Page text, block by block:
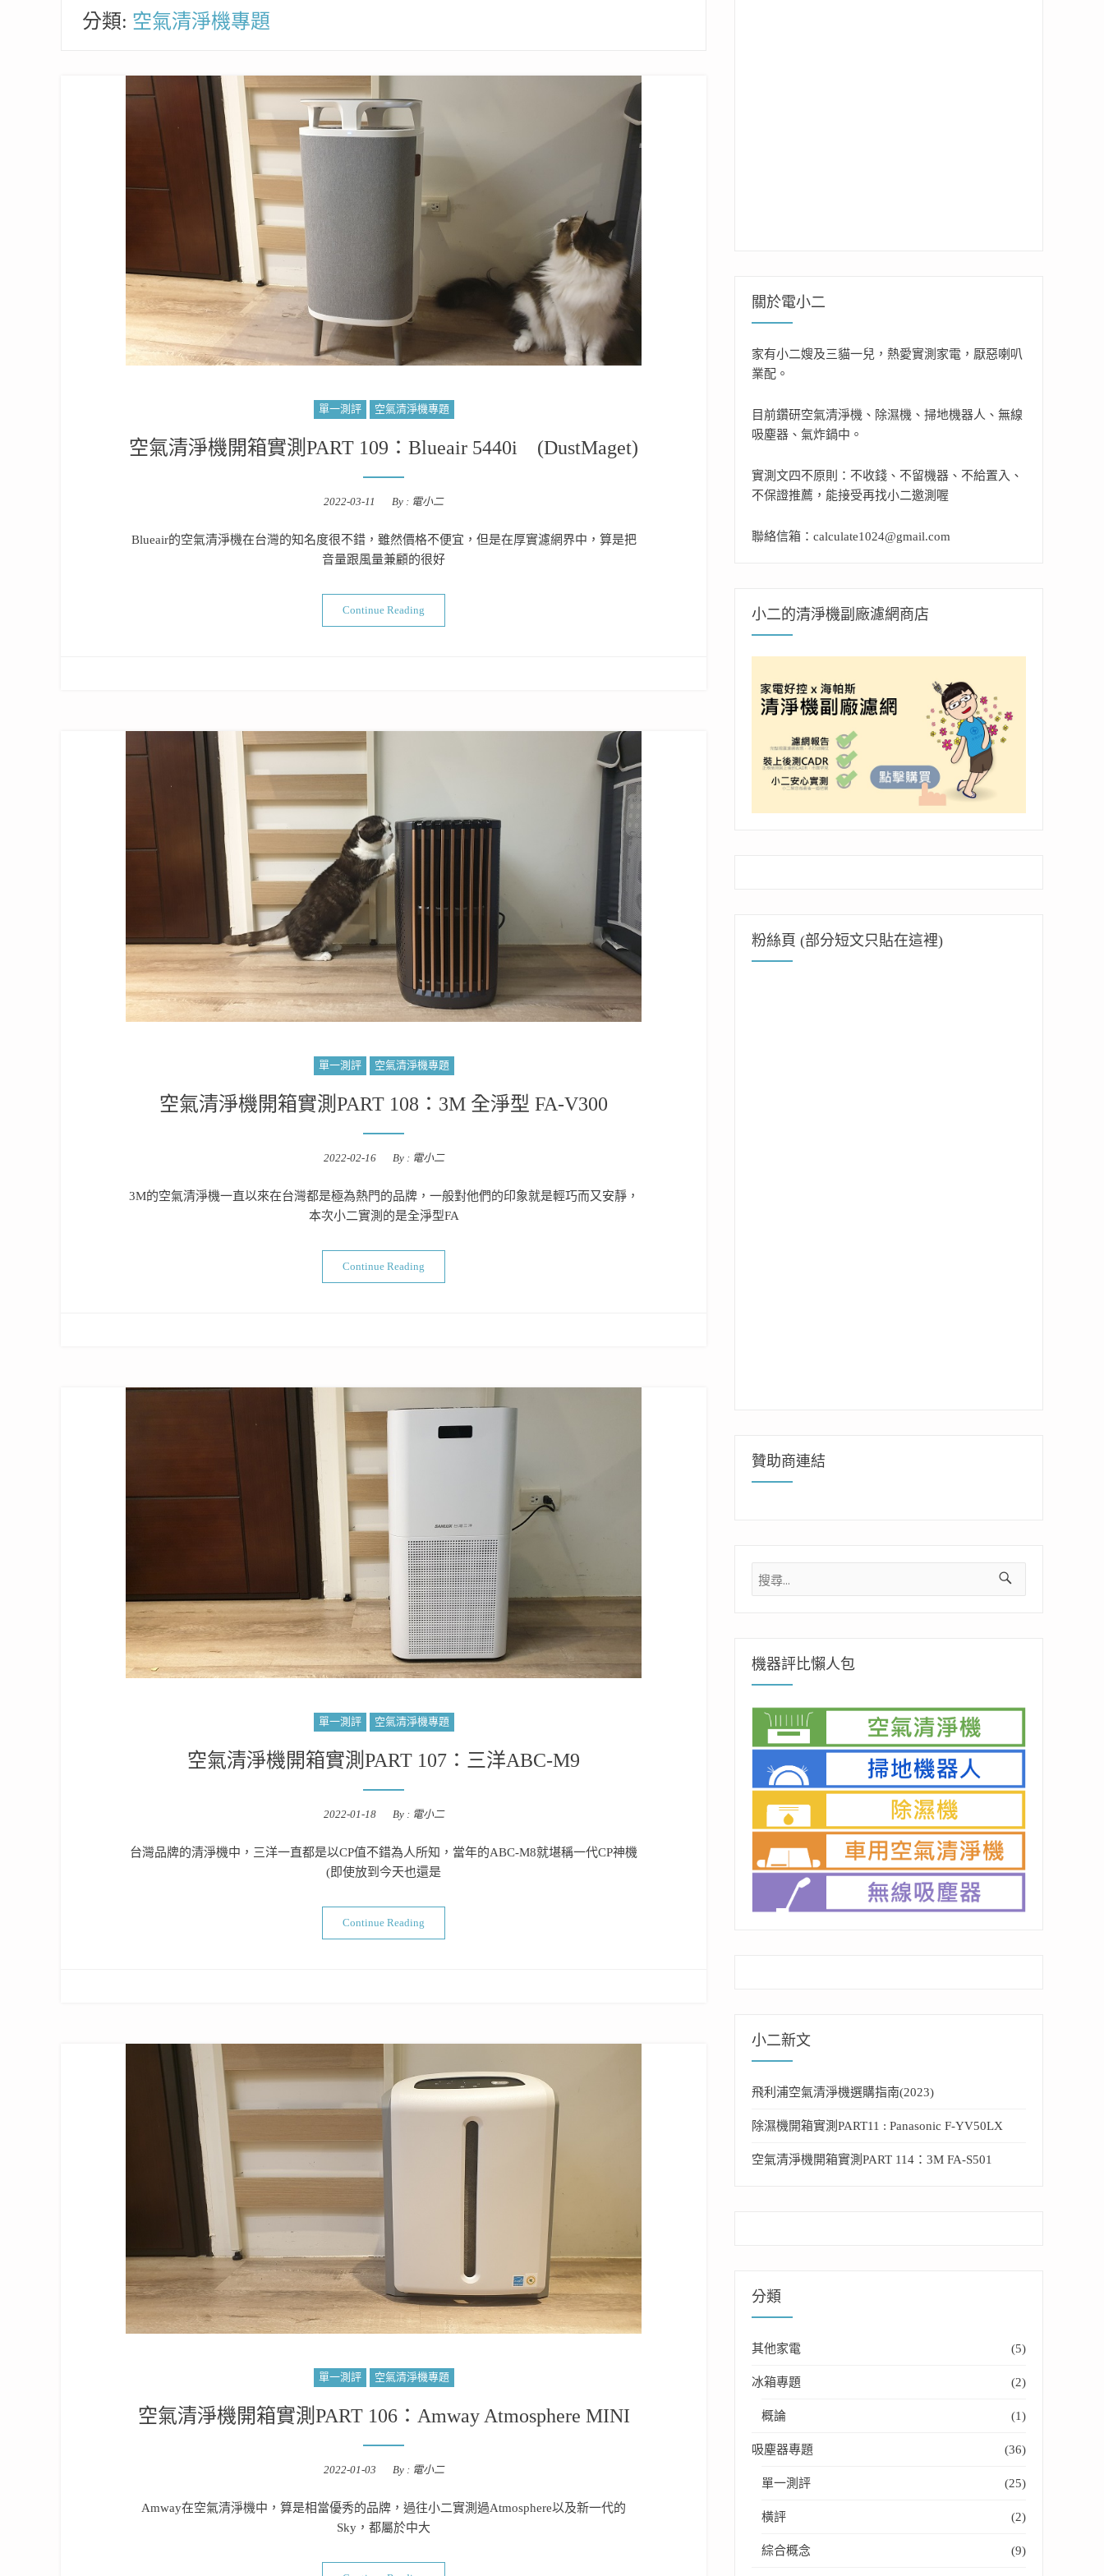
分類: 空氣清淨機專題
單一測評 空氣清淨機專題
空氣清淨機開箱實測PART 109：Blueair 5440i (DustMaget)
Posted
2022-03-11 By : 電小二
Blueair的空氣清淨機在台灣的知名度很不錯，雖然價格不便宜，但是在厚實濾網界中，算是把
音量跟風量兼顧的很好
Continue Reading
單一測評 空氣清淨機專題
空氣清淨機開箱實測PART 108：3M 全淨型 FA-V300
Posted
2022-02-16 By : 電小二
3M的空氣清淨機一直以來在台灣都是極為熱門的品牌，一般對他們的印象就是輕巧而又安靜，
本次小二實測的是全淨型FA
Continue Reading
單一測評 空氣清淨機專題
空氣清淨機開箱實測PART 107：三洋ABC-M9
Posted
2022-01-18 By : 電小二
台灣品牌的清淨機中，三洋一直都是以CP值不錯為人所知，當年的ABC-M8就堪稱一代CP神機
(即使放到今天也還是
Continue Reading
單一測評 空氣清淨機專題
空氣清淨機開箱實測PART 106：Amway Atmosphere MINI
Posted
2022-01-03 By : 電小二
Amway在空氣清淨機中，算是相當優秀的品牌，過往小二實測過Atmosphere以及新一代的
Sky，都屬於中大
關於電小二
家有小二嫂及三貓一兒，熱愛實測家電，厭惡喇叭
業配。
目前鑽研空氣清淨機、除濕機、掃地機器人、無線
吸塵器、氣炸鍋中。
實測文四不原則：不收錢、不留機器、不給置入、
不保證推薦，能接受再找小二邀測喔
聯絡信箱：calculate1024@gmail.com
小二的清淨機副廠濾網商店
粉絲頁 (部分短文只貼在這裡)
贊助商連結
搜
機器評比懶人包
小二新文
飛利浦空氣清淨機選購指南(2023)
除濕機開箱實測PART11 : Panasonic F-YV50LX
空氣清淨機開箱實測PART 114：3M FA-S501
分類
其他家電 (5)
冰箱專題 (2)
概論 (1)
吸塵器專題 (36)
單一測評 (25)
橫評 (2)
綜合概念 (9)